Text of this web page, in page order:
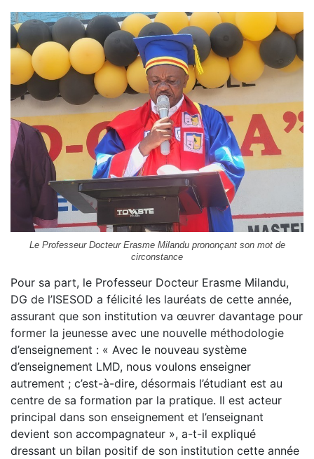
Le Professeur Docteur Erasme Milandu prononçant son mot de
circonstance
Pour sa part, le Professeur Docteur Erasme Milandu,
DG de l’ISESOD a félicité les lauréats de cette année,
assurant que son institution va œuvrer davantage pour
former la jeunesse avec une nouvelle méthodologie
d’enseignement : « Avec le nouveau système
d’enseignement LMD, nous voulons enseigner
autrement ; c’est-à-dire, désormais l’étudiant est au
centre de sa formation par la pratique. Il est acteur
principal dans son enseignement et l’enseignant
devient son accompagnateur », a-t-il expliqué
dressant un bilan positif de son institution cette année